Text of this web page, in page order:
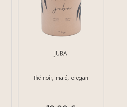
JUBA
thé noir, maté, oregan